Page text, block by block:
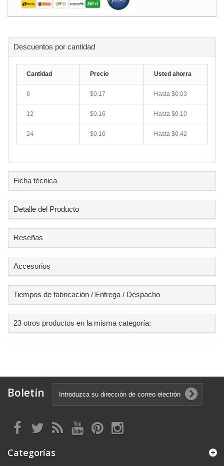
Descuentos por cantidad
Cantidad Precio Usted ahorra
6 $0.17 Hasta $0.03
12 $0.16 Hasta $0.10
24 $0.16 Hasta $0.42
Ficha técnica
Detalle del Producto
Reseñas
Accesorios
Tiempos de fabricación / Entrega / Despacho
23 otros productos en la misma categoría:
Boletín
Categorías